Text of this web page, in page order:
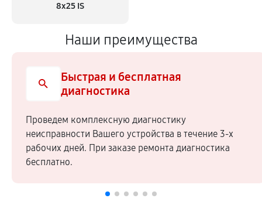
8x25 IS
Наши преимущества
Быстрая и бесплатная
диагностика
Проведем комплексную диагностику
неисправности Вашего устройства в течение 3-х
рабочих дней. При заказе ремонта диагностика
бесплатно.